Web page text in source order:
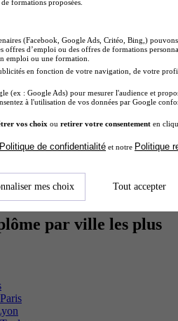
par ville les plus
formations proposées.
(Facebook, Google Ads, Critéo, Bing,)
offres d’emploi ou des offres de formations
emploi ou une formation.
en fonction de votre navigation, de votre
(ex : Google Ads) pour mesurer l'audience et
à l'utilisation de vos données par Google
vos choix ou retirer votre consentement en
Politique de confidentialité et notre Politique
mes choix Tout accepter